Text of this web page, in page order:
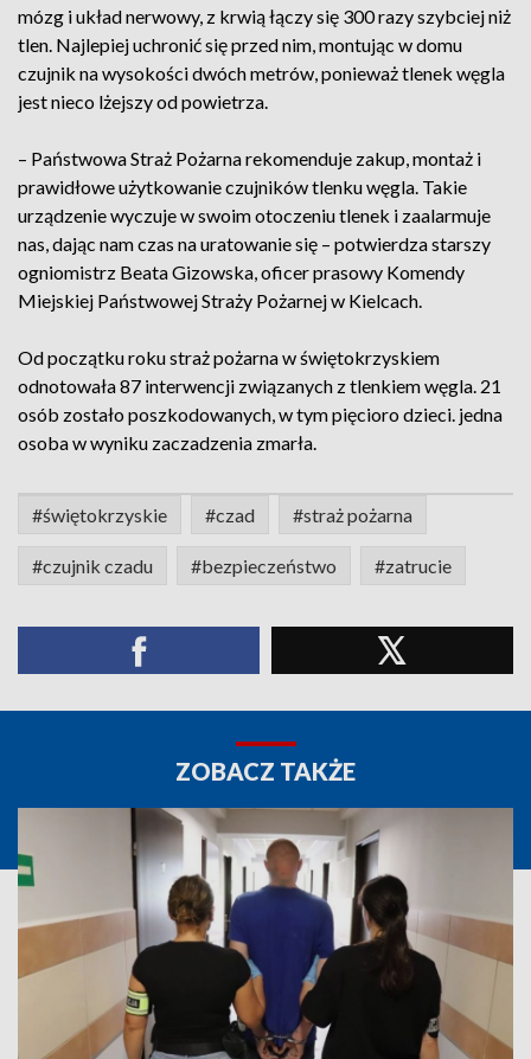
mózg i układ nerwowy, z krwią łączy się 300 razy szybciej niż
tlen. Najlepiej uchronić się przed nim, montując w domu
czujnik na wysokości dwóch metrów, ponieważ tlenek węgla
jest nieco lżejszy od powietrza.
– Państwowa Straż Pożarna rekomenduje zakup, montaż i
prawidłowe użytkowanie czujników tlenku węgla. Takie
urządzenie wyczuje w swoim otoczeniu tlenek i zaalarmuje
nas, dając nam czas na uratowanie się – potwierdza starszy
ogniomistrz Beata Gizowska, oficer prasowy Komendy
Miejskiej Państwowej Straży Pożarnej w Kielcach.
Od początku roku straż pożarna w świętokrzyskiem
odnotowała 87 interwencji związanych z tlenkiem węgla. 21
osób zostało poszkodowanych, w tym pięcioro dzieci. jedna
osoba w wyniku zaczadzenia zmarła.
#świętokrzyskie #czad #straż pożarna
#czujnik czadu #bezpieczeństwo #zatrucie
ZOBACZ TAKŻE